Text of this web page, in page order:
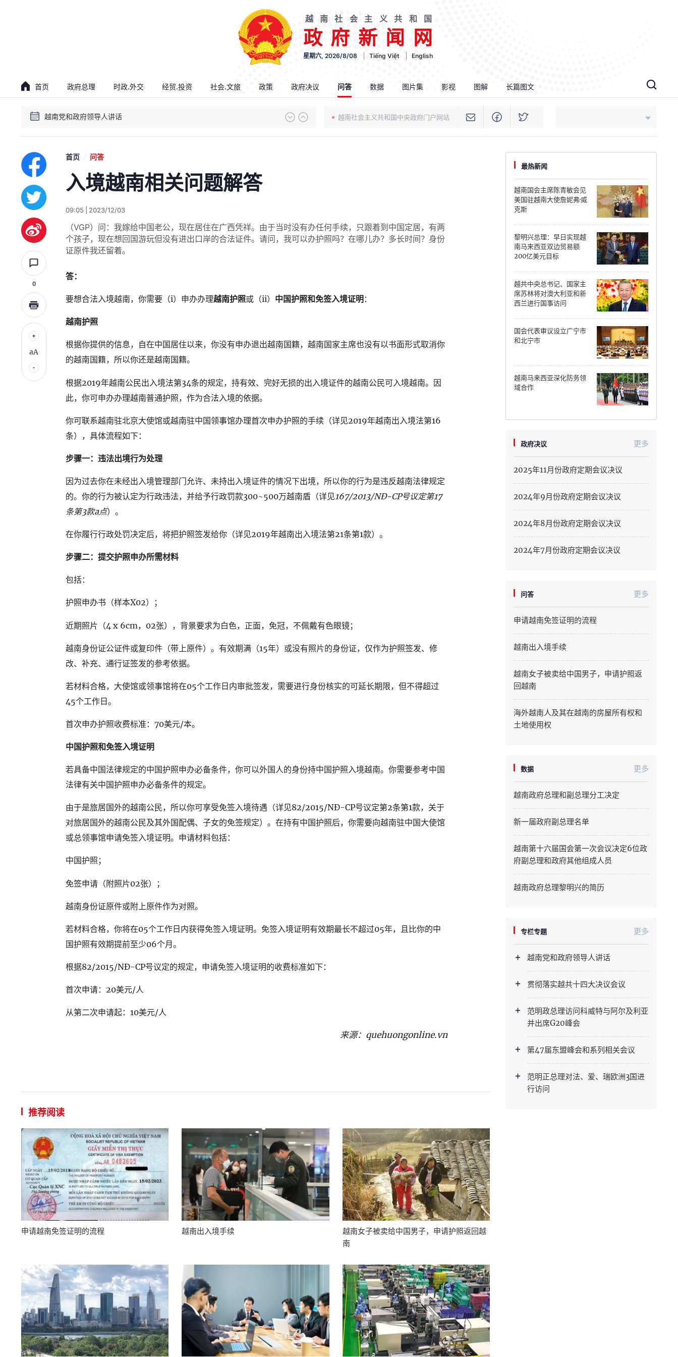
越南社会主义共和国
政府新闻网
星期六, 2026/8/08 Tiếng Việt English
首页 政府总理 时政.外交 经贸.投资 社会.文旅 政策 政府决议 问答 数据 图片集 影视 图解 长篇图文
贯彻落实越共十四大决议会议
越南社会主义共和国中央政府门户网站
Bac Ninh
Cao Bang
Can Tho
Da Nang
Dak Lak
Dong Nai
Gia Lai
Ho Chi Minh
Hai Phong
Lai Chau
Lao Cai
Ninh Binh
Quang Ngai
Quang Ninh
Quang Tri
Thua Thien Hue
Tay Ninh
Vinh Long
0
aA
首页 问答
入境越南相关问题解答
09:05 | 2023/12/03
（VGP）问：我嫁给中国老公，现在居住在广西凭祥。由于当时没有办任何手续，只跟着到中国定居，有两
个孩子，现在想回国游玩但没有进出口岸的合法证件。请问，我可以办护照吗？在哪儿办？多长时间？身份
证原件我还留着。
答：
要想合法入境越南，你需要（i）申办办理越南护照或（ii） 中国护照和免签入境证明 ：
越南护照
根据你提供的信息，自在中国居住以来，你没有申办退出越南国籍，越南国家主席也没有以书面形式取消你
的越南国籍，所以你还是越南国籍。
根据2019年越南公民出入境法第34条的规定，持有效、完好无损的出入境证件的越南公民可入境越南。因
此，你可申办办理越南普通护照，作为合法入境的依据。
你可联系越南驻北京大使馆或越南驻中国领事馆办理首次申办护照的手续（详见2019年越南出入境法第16
条），具体流程如下：
步骤一：违法出境行为处理
因为过去你在未经出入境管理部门允许、未持出入境证件的情况下出境，所以你的行为是违反越南法律规定
的。你的行为被认定为行政违法，并给予行政罚款300~500万越南盾（详见167/2013/NĐ-CP号议定第17
条第3款a点）。
在你履行行政处罚决定后，将把护照签发给你（详见2019年越南出入境法第21条第1款）。
步骤二：提交护照申办所需材料
包括：
护照申办书（样本X02）；
近期照片（4 x 6cm，02张），背景要求为白色，正面，免冠，不佩戴有色眼镜；
越南身份证公证件或复印件（带上原件）。有效期满（15年）或没有照片的身份证，仅作为护照签发、修
改、补充、通行证签发的参考依据。
若材料合格，大使馆或领事馆将在05个工作日内审批签发，需要进行身份核实的可延长期限，但不得超过
45个工作日。
首次申办护照收费标准：70美元/本。
中国护照和免签入境证明
若具备中国法律规定的中国护照申办必备条件，你可以外国人的身份持中国护照入境越南。你需要参考中国
法律有关中国护照申办必备条件的规定。
由于是旅居国外的越南公民，所以你可享受免签入境待遇（详见82/2015/NĐ-CP号议定第2条第1款，关于
对旅居国外的越南公民及其外国配偶、子女的免签规定）。在持有中国护照后，你需要向越南驻中国大使馆
或总领事馆申请免签入境证明。申请材料包括：
中国护照；
免签申请（附照片02张）；
越南身份证原件或附上原件作为对照。
若材料合格，你将在05个工作日内获得免签入境证明。免签入境证明有效期最长不超过05年，且比你的中
国护照有效期提前至少06个月。
根据82/2015/NĐ-CP号议定的规定，申请免签入境证明的收费标准如下：
首次申请：20美元/人
从第二次申请起：10美元/人
来源： quehuongonline.vn
推荐阅读
申请越南免签证明的流程 越南出入境手续
越南女子被卖给中国男子，申请护照返回越
南
最热新闻
越南国会主席陈青敏会见
美国驻越南大使詹妮弗·威
克斯
黎明兴总理：早日实现越
南马来西亚双边贸易额
200亿美元目标
越共中央总书记、国家主
席苏林将对澳大利亚和新
西兰进行国事访问
国会代表审议设立广宁市
和北宁市
越南马来西亚深化防务领
域合作
政府决议 更多
2025年11月份政府定期会议决议
2024年9月份政府定期会议决议
2024年8月份政府定期会议决议
2024年7月份政府定期会议决议
问答 更多
申请越南免签证明的流程
越南出入境手续
越南女子被卖给中国男子，申请护照返
回越南
海外越南人及其在越南的房屋所有权和
土地使用权
数据 更多
越南政府总理和副总理分工决定
新一届政府副总理名单
越南第十六届国会第一次会议决定6位政
府副总理和政府其他组成人员
越南政府总理黎明兴的简历
专栏专题 更多
越南党和政府领导人讲话
贯彻落实越共十四大决议会议
范明政总理访问科威特与阿尔及利亚
并出席G20峰会
第47届东盟峰会和系列相关会议
范明正总理对法、爱、瑞欧洲3国进
行访问